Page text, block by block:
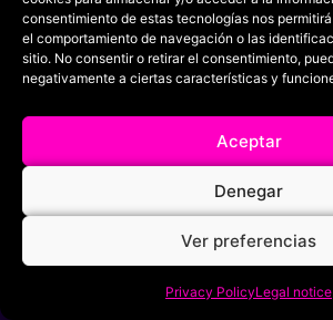
consentimiento de estas tecnologías nos
el comportamiento de navegación o las
sitio. No consentir o retirar el consentimiento,
negativamente a ciertas características y
Aceptar
Denegar
Ver preferencias
Privacy PolicyLegal notice